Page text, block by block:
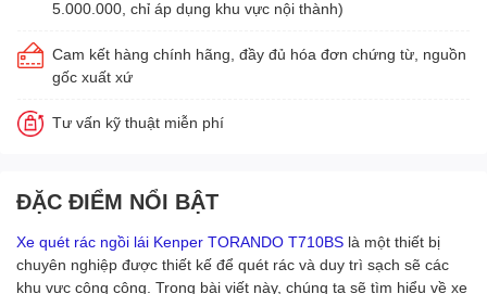
5.000.000, chỉ áp dụng khu vực nội thành)
Cam kết hàng chính hãng, đầy đủ hóa đơn chứng từ, nguồn
gốc xuất xứ
Tư vấn kỹ thuật miễn phí
ĐẶC ĐIỂM NỔI BẬT
Xe quét rác ngồi lái Kenper TORANDO T710BS là một thiết bị
chuyên nghiệp được thiết kế để quét rác và duy trì sạch sẽ các
khu vực công cộng. Trong bài viết này, chúng ta sẽ tìm hiểu về xe